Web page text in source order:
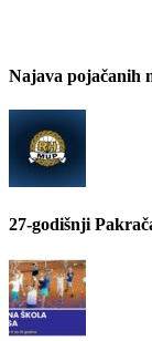
Najava pojačanih
27-godišnji